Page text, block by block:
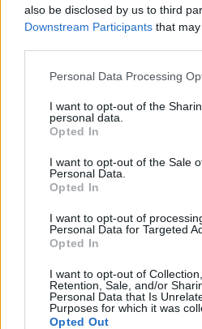
also be disclosed by us to third
Downstream Participants that
Personal Data Processing
I want to opt-out of the
personal data.
Opted In
I want to opt-out of the Sale
Personal Data.
Opted In
I want to opt-out of
Personal Data for Targeted
Opted In
I want to opt-out of
Retention, Sale, and/or
Personal Data that Is
Purposes for which it was
Opted Out
OFF THE RECORD
Το «δεν γυρίζει με
αντιδήμαρχο
κοιτάζει προς
Το να έχουν πολιτικές φιλοδοξίες
τους τα πολιτικά πρόσωπα που
ΡΟΗ ΕΙΔΗΣΕΩΝ